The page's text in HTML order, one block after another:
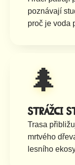
poznávají
proč je voda
🌲
Strážci
Trasa
mrtvého
lesního